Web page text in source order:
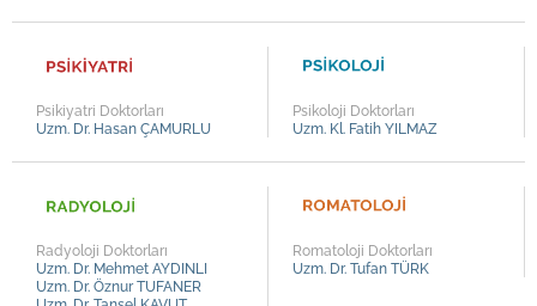
Psikiyatri Doktorları
Uzm. Dr. Hasan ÇAMURLU
Psikoloji Doktorları
Uzm. Kl. Fatih YILMAZ
Radyoloji Doktorları
Uzm. Dr. Mehmet AYDINLI
Uzm. Dr. Öznur TUFANER
Romatoloji Doktorları
Uzm. Dr. Tufan TÜRK